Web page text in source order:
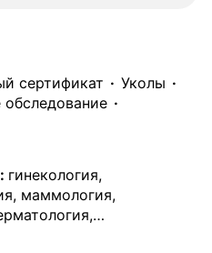
сертификат
уколы
обследование
: гинекология,
маммология,
вакцинация,